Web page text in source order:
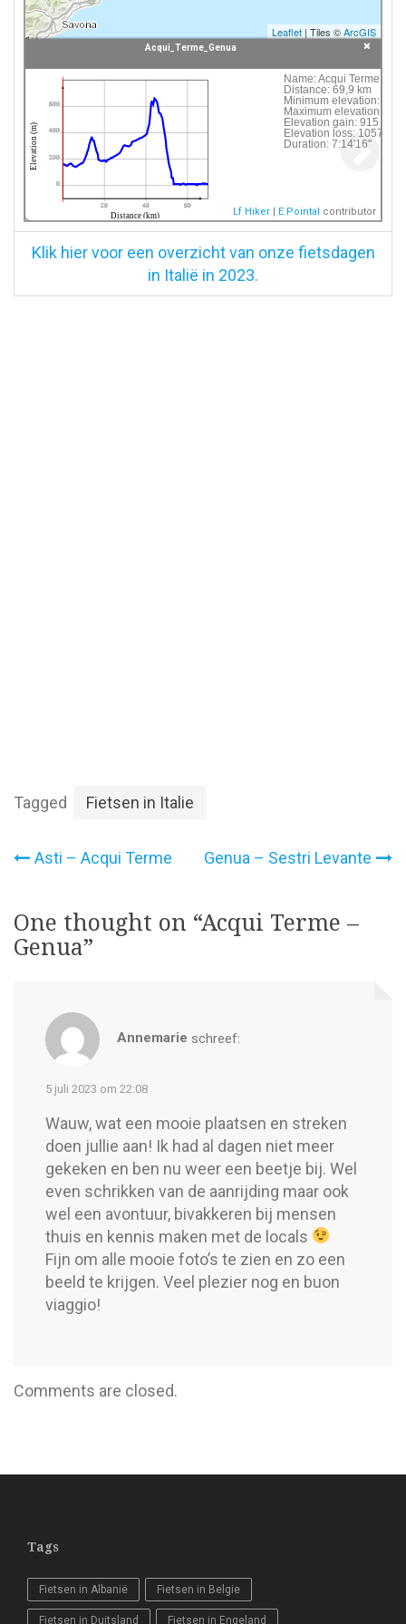
Leaflet | Tiles ©ArcGIS
 Acqui_Terme_Genua
0
200
400
600
20 40 60
Distance (km)
Elevation (m)
Name:Acqui Terme -
Distance: 69,9 km
Minimum elevation:
Maximum elevation:
Elevation gain: 915 m
Elevation loss: 1057 m
Duration: 7:14'16"
Acqui_Terme_Genua
Click following button or element on the map to
see information about it.
Lf Hiker | E.Pointal contributor
Klik hier voor een overzicht van onze fietsdagen
in Italië in 2023.
Tagged Fietsen in Italie
Bericht
navigatie
Asti – Acqui Terme Genua – Sestri Levante
One thought on “Acqui Terme –
Genua”
Annemarie schreef:
5 juli 2023 om 22:08
Wauw, wat een mooie plaatsen en streken
doen jullie aan! Ik had al dagen niet meer
gekeken en ben nu weer een beetje bij. Wel
even schrikken van de aanrijding maar ook
wel een avontuur, bivakkeren bij mensen
thuis en kennis maken met de locals
Fijn om alle mooie foto’s te zien en zo een
beeld te krijgen. Veel plezier nog en buon
viaggio!
Comments are closed.
Tags
Fietsen in Albanië Fietsen in Belgie
Fietsen in Duitsland Fietsen in Engeland